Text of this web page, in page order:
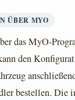
ÜBER MYO
das MyO-
den
bestellen. Die